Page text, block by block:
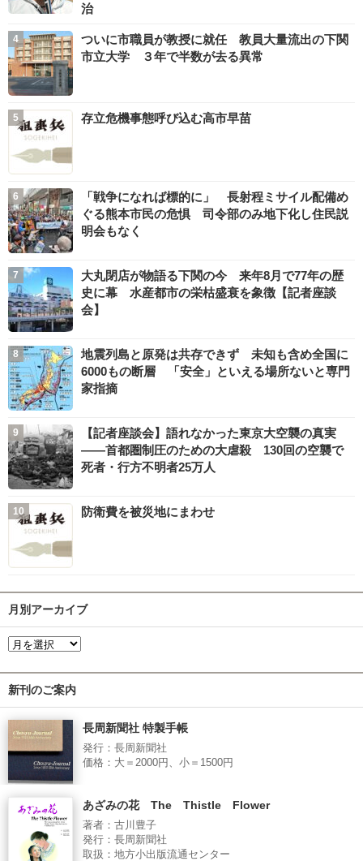
治
ついに市職員が教授に就任 教員大量流出の下関
市立大学 ３年で半数が去る異常
存立危機事態呼び込む高市早苗
「戦争になれば標的に」 長射程ミサイル配備め
ぐる熊本市民の危惧 司令部のみ地下化し住民説
明会もなく
大丸閉店が物語る下関の今 来年8月で77年の歴
史に幕 水産都市の栄枯盛衰を象徴【記者座談
会】
地震列島と原発は共存できず 未知も含め全国に
6000もの断層 「安全」といえる場所ないと専門
家指摘
【記者座談会】語れなかった東京大空襲の真実
――首都圏制圧のための大虐殺 130回の空襲で
死者・行方不明者25万人
防衛費を被災地にまわせ
月別アーカイブ
新刊のご案内
長周新聞社 特製手帳
発行：長周新聞社
価格：大＝2000円、小＝1500円
あざみの花 The Thistle Flower
著者：古川豊子
発行：長周新聞社
取扱：地方小出版流通センター